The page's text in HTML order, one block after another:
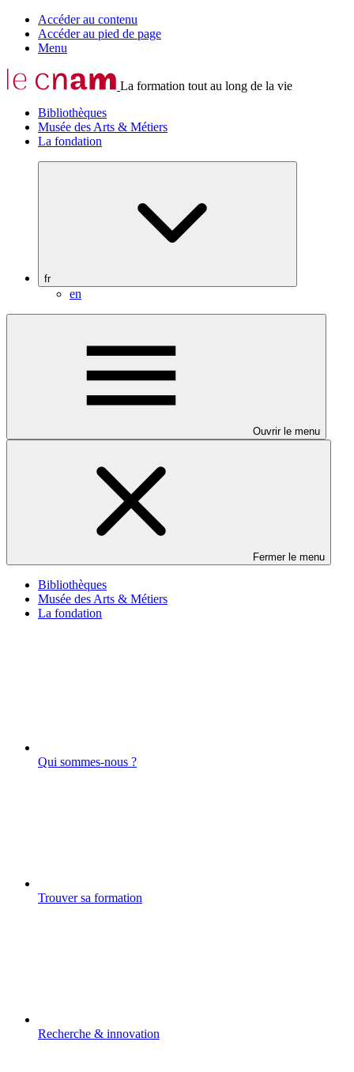
Accéder au contenu
Accéder au pied de page
Menu
La formation tout au long de la vie
Bibliothèques
Musée des Arts & Métiers
La fondation
fr
en
Ouvrir le menu
Fermer le menu
Bibliothèques
Musée des Arts & Métiers
La fondation
Qui sommes-nous ?
Trouver sa formation
Recherche & innovation